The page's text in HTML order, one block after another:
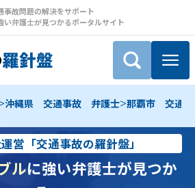
事故問題の解決をサポート
い弁護士が見つかるポータルサイト
沖縄県 交通事故 弁護士>那覇市 交通
営「交通事故の羅針盤」
ルに強い弁護士が見つか